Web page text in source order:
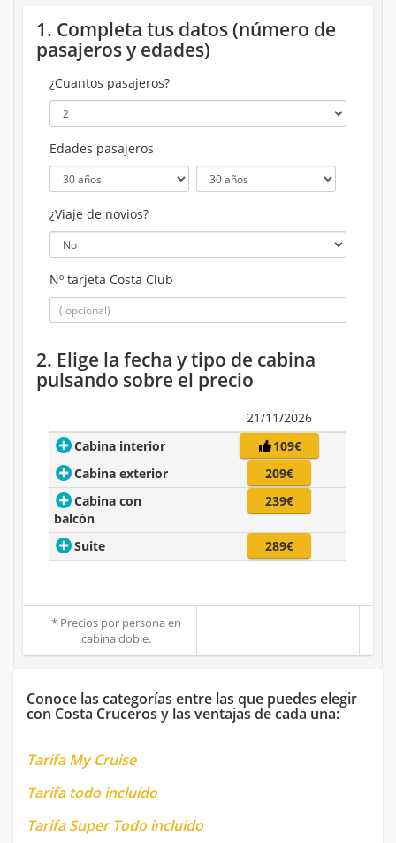
1. Completa tus datos (número de
pasajeros y edades)
¿Cuantos pasajeros?
Edades pasajeros
¿Viaje de novios?
Nº tarjeta Costa Club
2. Elige la fecha y tipo de cabina
pulsando sobre el precio
21/11/2026
Cabina interior
109€
Cabina exterior
209€
Cabina con
balcón
239€
Suite 289€
* Precios por persona en
cabina doble.
Conoce las categorías entre las que puedes elegir
con Costa Cruceros y las ventajas de cada una:
Tarifa My Cruise
Tarifa todo incluido
Tarifa Super Todo incluido